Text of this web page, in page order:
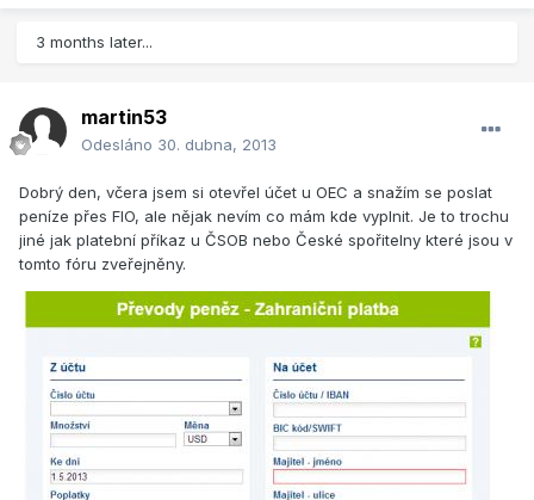
3 months later...
martin53
Odesláno 30. dubna, 2013
Dobrý den, včera jsem si otevřel účet u OEC a snažím se poslat
peníze přes FIO, ale nějak nevím co mám kde vyplnit. Je to trochu
jiné jak platební příkaz u ČSOB nebo České spořitelny které jsou v
tomto fóru zveřejněny.